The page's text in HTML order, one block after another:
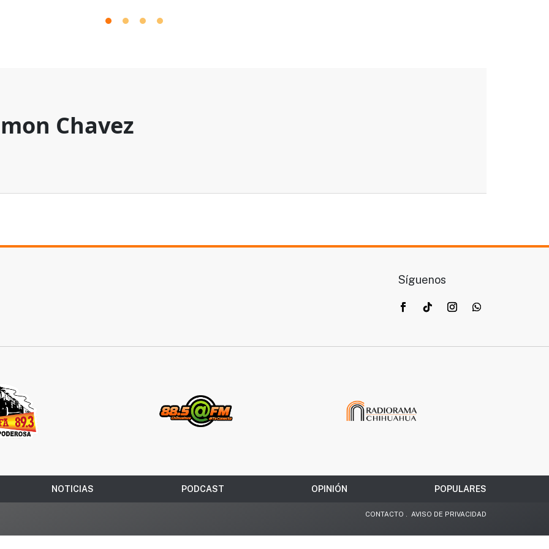
Chavez
Síguenos
NOTICIAS PODCAST OPINIÓN POPULARES
CONTACTO AVISO DE PRIVACIDAD